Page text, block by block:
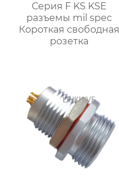
Серия F KS KSE
разъемы mil spec
Короткая свободная
розетка